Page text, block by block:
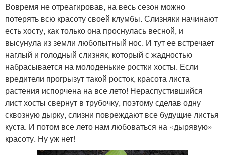
Вовремя не отреагировав, на весь сезон можно
потерять всю красоту своей клумбы. Слизняки начинают
есть хосту, как только она проснулась весной, и
высунула из земли любопытный нос. И тут ее встречает
наглый и голодный слизняк, который с жадностью
набрасывается на молоденькие ростки хосты. Если
вредители прогрызут такой росток, красота листа
растения испорчена на все лето! Нераспустившийся
лист хосты свернут в трубочку, поэтому сделав одну
сквозную дырку, слизни повреждают все будущие листья
куста. И потом все лето нам любоваться на «дырявую»
красоту. Ну уж нет!